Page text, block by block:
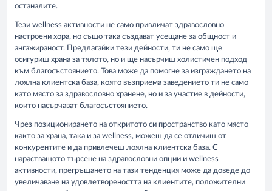
останалите.
Тези wellness активности не само привличат здравословно
настроени хора, но също така създават усещане за общност и
ангажираност. Предлагайки тези дейности, ти не само ще
осигуриш храна за тялото, но и ще насърчиш холистичен подход
към благосъстоянието. Това може да помогне за изграждането на
лоялна клиентска база, която възприема заведението ти не само
като място за здравословно хранене, но и за участие в дейности,
които насърчават благосъстоянието.
Чрез позиционирането на откритото си пространство като място
както за храна, така и за wellness, можеш да се отличиш от
конкурентите и да привлечеш лоялна клиентска база. С
нарастващото търсене на здравословни опции и wellness
активности, прегръщането на тази тенденция може да доведе до
увеличаване на удовлетвореността на клиентите, положителни